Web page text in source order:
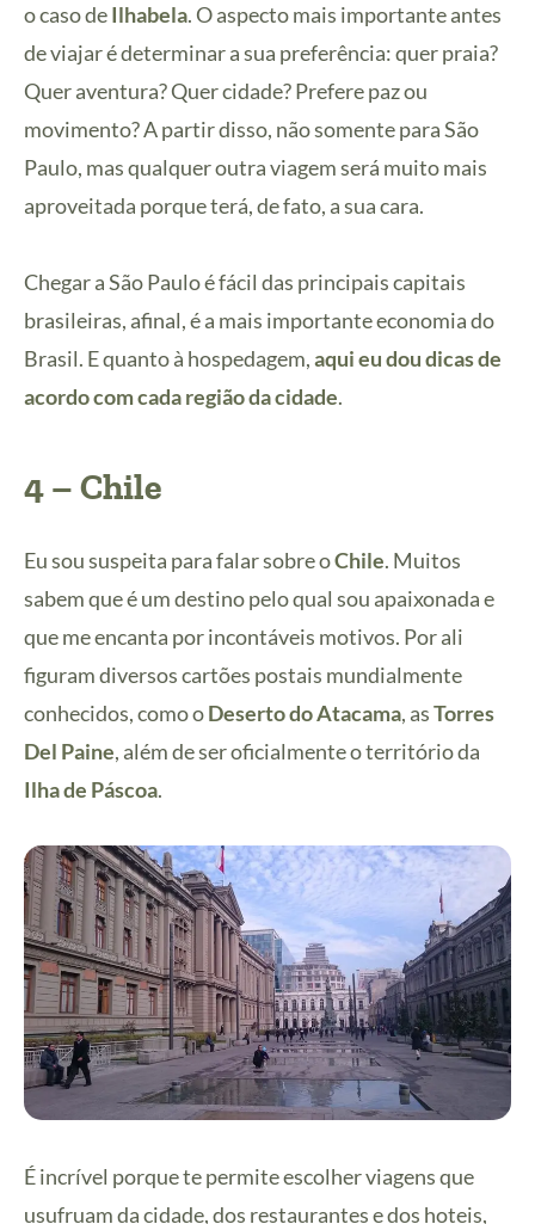
o caso deIlhabela. O aspecto mais importante antes
de viajar é determinar a sua preferência: quer praia?
Quer aventura? Quer cidade? Prefere paz ou
movimento? A partir disso, não somente para São
Paulo, mas qualquer outra viagem será muito mais
aproveitada porque terá, de fato, a sua cara.
Chegar a São Paulo é fácil das principais capitais
brasileiras, afinal, é a mais importante economia do
Brasil. E quanto à hospedagem,aqui eu dou dicas de
acordo com cada região da cidade.
4 –Chile
Eu sou suspeita para falar sobre oChile. Muitos
sabem que é um destino pelo qual sou apaixonada e
que me encanta por incontáveis motivos. Por ali
figuram diversos cartões postais mundialmente
conhecidos, como oDeserto do Atacama, asTorres
Del Paine, além de ser oficialmente o território da
Ilha de Páscoa.
É incrível porque te permite escolher viagens que
usufruam da cidade, dos restaurantes e dos hoteis,